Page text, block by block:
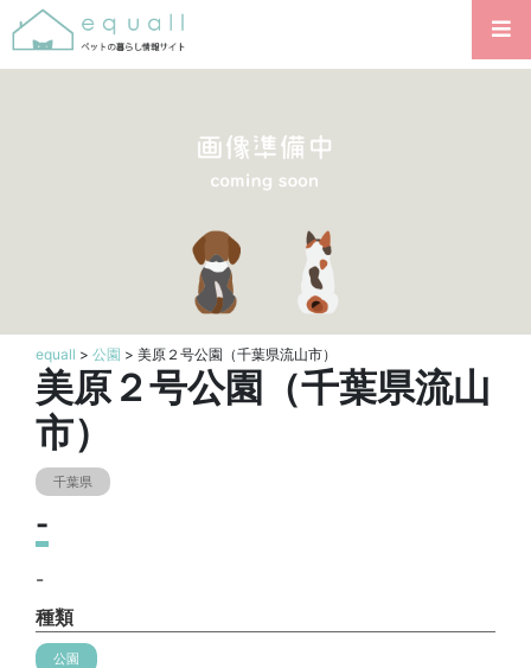
equall > 公園 > 美原２号公園（千葉県流山市）
美原２号公園（千葉県流山
市）
千葉県
-
-
種類
公園